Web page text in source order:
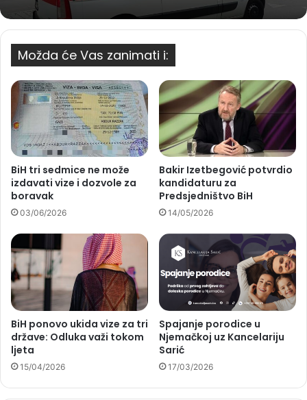
Možda će Vas zanimati i:
BiH tri sedmice ne može
izdavati vize i dozvole za
boravak
03/06/2026
Bakir Izetbegović potvrdio
kandidaturu za
Predsjedništvo BiH
14/05/2026
BiH ponovo ukida vize za tri
države: Odluka važi tokom
ljeta
15/04/2026
Spajanje porodice u
Njemačkoj uz Kancelariju
Sarić
17/03/2026